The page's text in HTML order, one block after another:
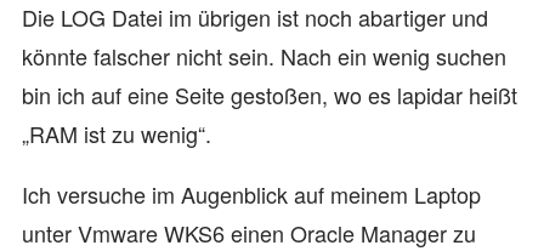
Die LOG Datei im übrigen ist noch abartiger und
könnte falscher nicht sein. Nach ein wenig suchen
bin ich auf eine Seite gestoßen, wo es lapidar heißt
„RAM ist zu wenig“.
Ich versuche im Augenblick auf meinem Laptop
unter Vmware WKS6 einen Oracle Manager zu